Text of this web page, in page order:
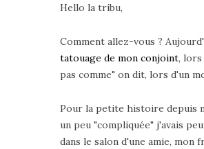
Hello la tribu,
Comment allez-vous ?
tatouage de mon conjoint, lors
pas comme" on dit, lors d'un
Pour la petite histoire depuis
un peu "compliquée" j'avais
dans le salon d'une amie,